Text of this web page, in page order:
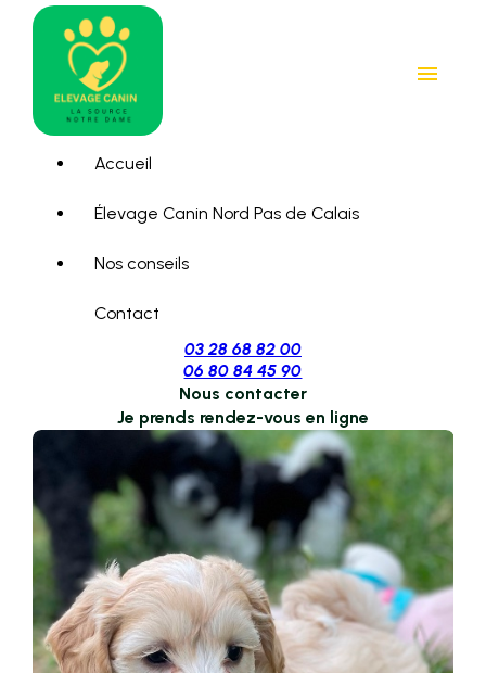
menu
Accueil
Élevage Canin Nord Pas de Calais
Nos conseils
Contact
03 28 68 82 00
06 80 84 45 90
Nous contacter
Je prends rendez-vous en ligne
Panneau de gestion des cookies